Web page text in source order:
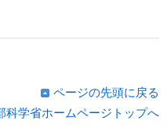
ページの先頭に戻る
科学省ホームページトップへ